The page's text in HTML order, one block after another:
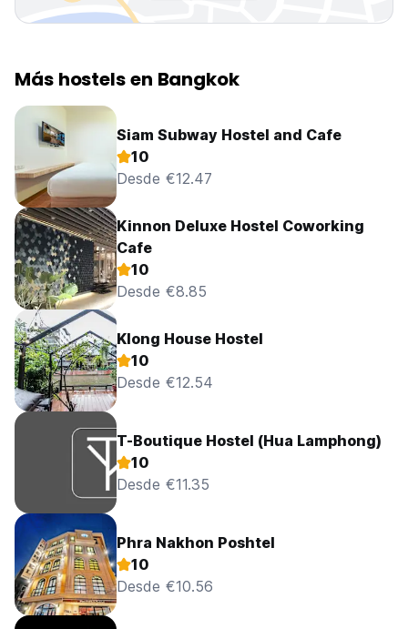
Más hostels en Bangkok
Siam Subway Hostel and Cafe
10
Desde €12.47
Kinnon Deluxe Hostel Coworking
Cafe
10
Desde €8.85
Klong House Hostel
10
Desde €12.54
T-Boutique Hostel (Hua Lamphong)
10
Desde €11.35
Phra Nakhon Poshtel
10
Desde €10.56